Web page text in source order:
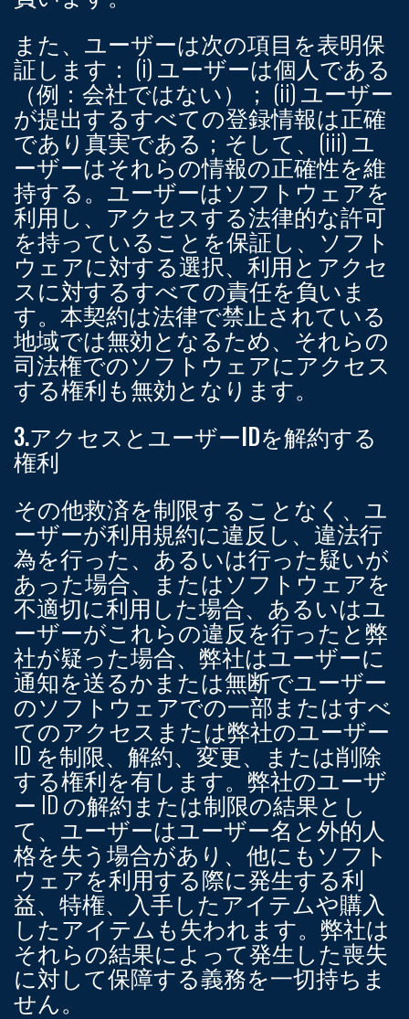
また、ユーザーは次の項目を表明保
証します： (i) ユーザーは個人である
（例：会社ではない）； (ii) ユーザー
が提出するすべての登録情報は正確
であり真実である；そして、(iii) ユ
ーザーはそれらの情報の正確性を維
持する。ユーザーはソフトウェアを
利用し、アクセスする法律的な許可
を持っていることを保証し、ソフト
ウェアに対する選択、利用とアクセ
スに対するすべての責任を負いま
す。本契約は法律で禁止されている
地域では無効となるため、それらの
司法権でのソフトウェアにアクセス
する権利も無効となります。
3.アクセスとユーザーIDを解約する
権利
その他救済を制限することなく、ユ
ーザーが利用規約に違反し、違法行
為を行った、あるいは行った疑いが
あった場合、またはソフトウェアを
不適切に利用した場合、あるいはユ
ーザーがこれらの違反を行ったと弊
社が疑った場合、弊社はユーザーに
通知を送るかまたは無断でユーザー
のソフトウェアでの一部またはすべ
てのアクセスまたは弊社のユーザー
ID を制限、解約、変更、または削除
する権利を有します。弊社のユーザ
ー ID の解約または制限の結果とし
て、ユーザーはユーザー名と外的人
格を失う場合があり、他にもソフト
ウェアを利用する際に発生する利
益、特権、入手したアイテムや購入
したアイテムも失われます。弊社は
それらの結果によって発生した喪失
に対して保障する義務を一切持ちま
せん。